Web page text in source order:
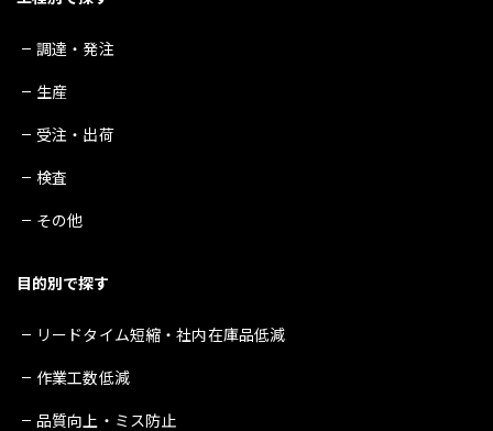
調達・発注
生産
受注・出荷
検査
その他
目的別で探す
リードタイム短縮・社内在庫品低減
作業工数低減
品質向上・ミス防止